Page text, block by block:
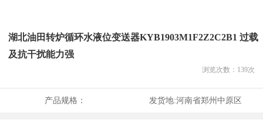
湖北油田转炉循环水液位变送器KYB1903M1F2Z2C2B1 过载
及抗干扰能力强
浏览次数： 139次
产品规格： 发货地:河南省郑州中原区